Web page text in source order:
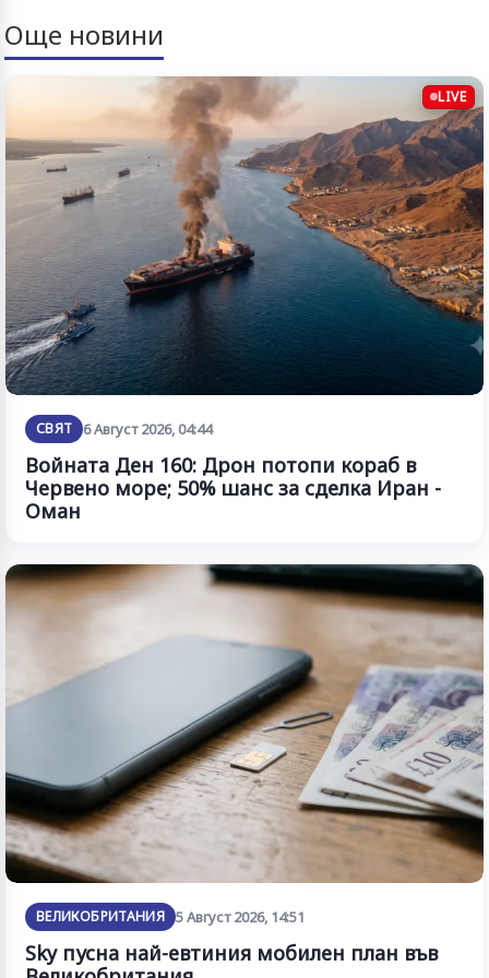
Още новини
LIVE
СВЯТ 6 Август 2026, 04:44
Войната Ден 160: Дрон потопи кораб в
Червено море; 50% шанс за сделка Иран -
Оман
ВЕЛИКОБРИТАНИЯ 5 Август 2026, 14:51
Sky пусна най-евтиния мобилен план във